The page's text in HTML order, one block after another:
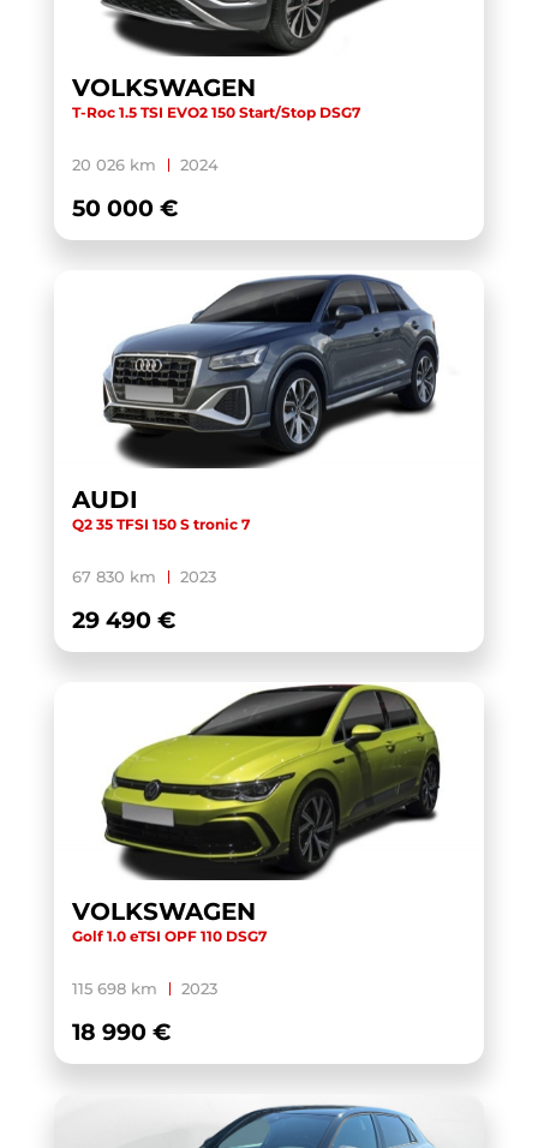
TOURAN
TOURAN BUSINESS (1)
TRANSIT CUSTOM CABINE APPROFONDIE
TRANSIT CUSTOM FOURGON
V60 BUSINESS (1)
WRANGLER (1)
X-TRAIL (1)
X1 F48 LCI (1)
X1 U11 (1)
YARIS HYBRIDE MY22
VOLKSWAGEN
T-Roc 1.5 TSI EVO2 150 Start/Stop DSG7
20 026 km 2024
50 000 €
AUDI
Q2 35 TFSI 150 S tronic 7
67 830 km 2023
29 490 €
VOLKSWAGEN
Golf 1.0 eTSI OPF 110 DSG7
115 698 km 2023
18 990 €